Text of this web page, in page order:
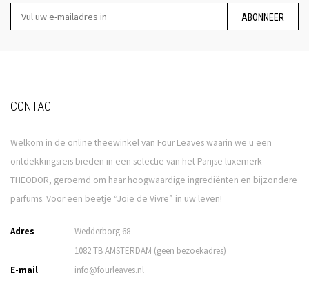
ABONNEER
CONTACT
Welkom in de online theewinkel van Four Leaves waarin we u een
ontdekkingsreis bieden in een selectie van het Parijse luxemerk
THEODOR, geroemd om haar hoogwaardige ingrediënten en bijzondere
parfums. Voor een beetje “Joie de Vivre” in uw leven!
Adres
Wedderborg 68
1082 TB AMSTERDAM (geen bezoekadres)
E-mail
info@fourleaves.nl